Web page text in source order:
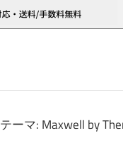
ーマ: Maxwell by